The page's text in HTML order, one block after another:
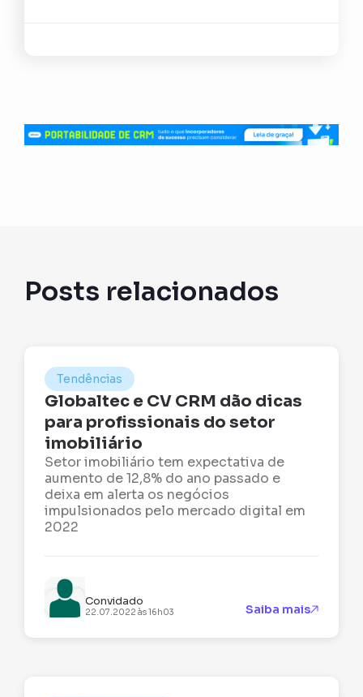
Posts relacionados
Tendências
Globaltec e CV CRM dão dicas
para profissionais do setor
imobiliário
Setor imobiliário tem expectativa de
aumento de 12,8% do ano passado e
deixa em alerta os negócios
impulsionados pelo mercado digital em
2022
Convidado
22.07.2022 às 16h03 Saiba mais